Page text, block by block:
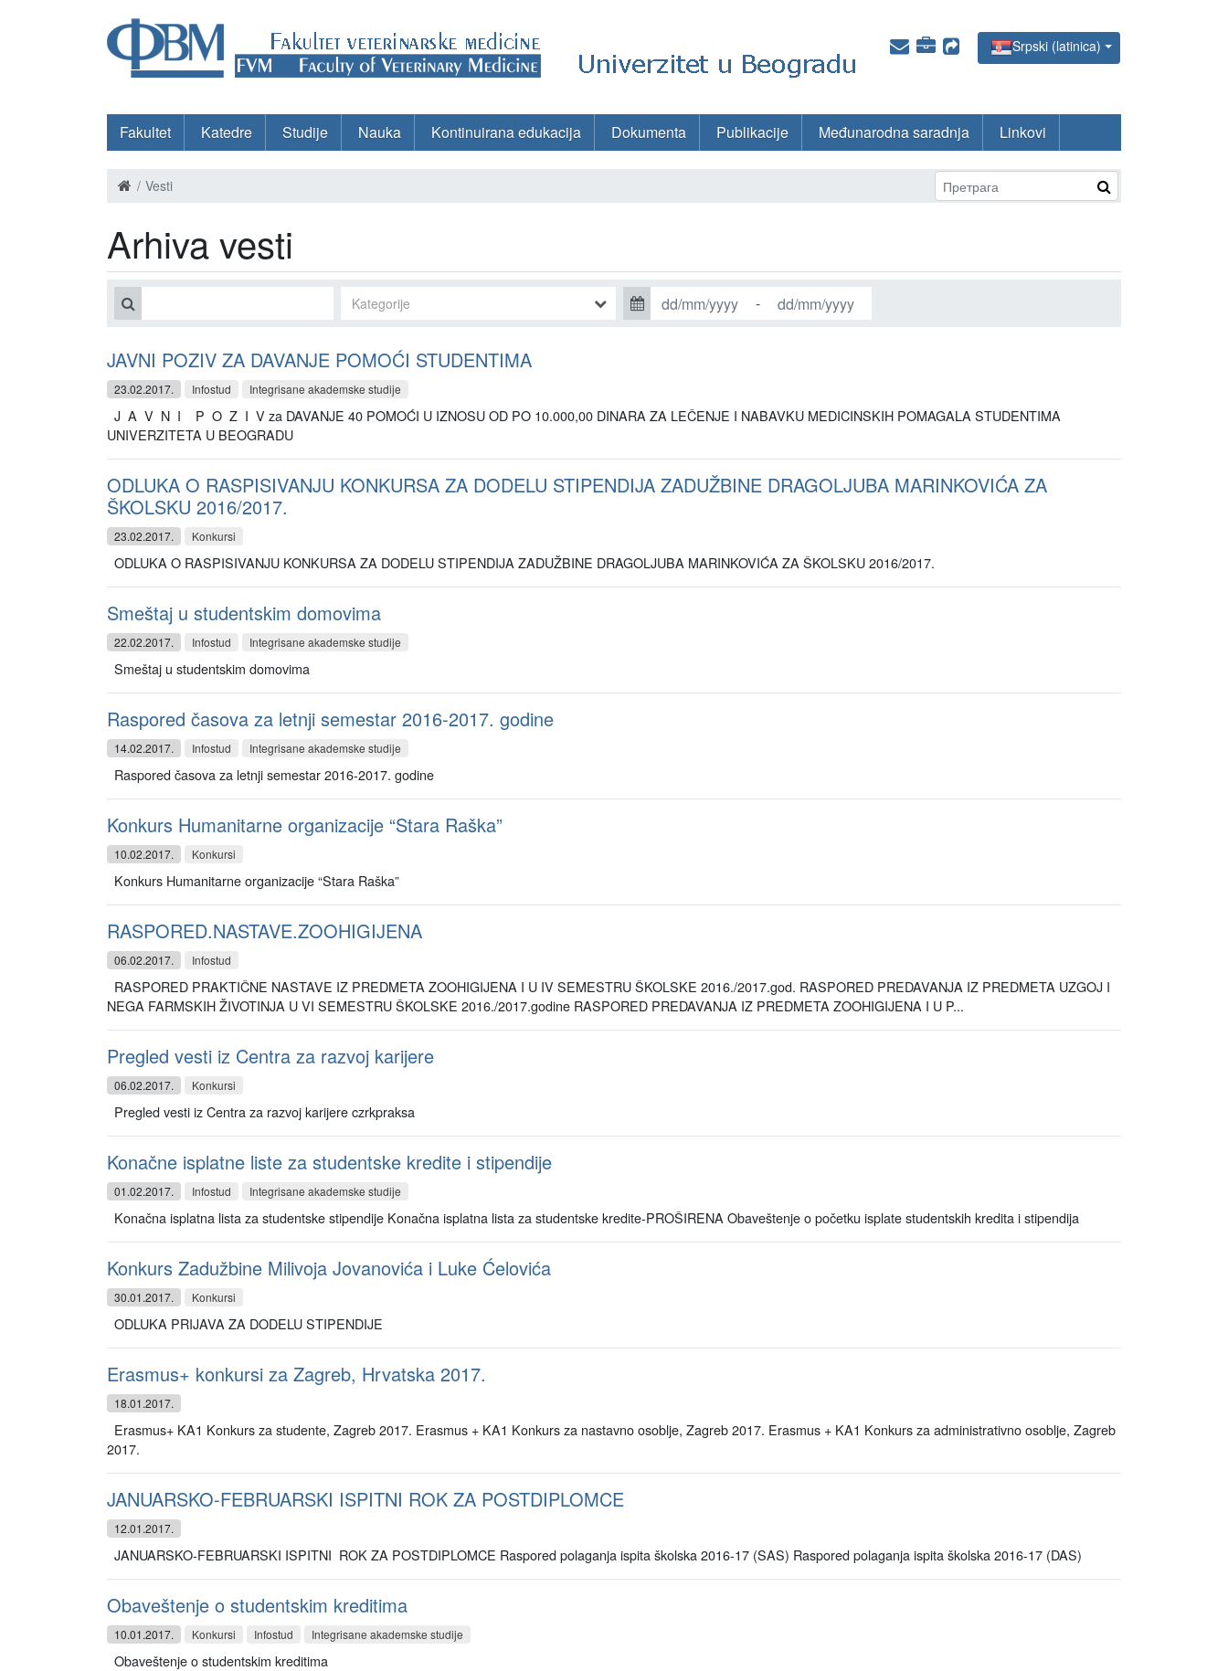
Srpski (latinica)
Fakultet Katedre Studije Nauka Kontinuirana edukacija Dokumenta Publikacije Međunarodna saradnja Linkovi
Vesti
Arhiva vesti
-
JAVNI POZIV ZA DAVANJE POMOĆI STUDENTIMA
23.02.2017. Infostud Integrisane akademske studije
J A V N I P O Z I V za DAVANJE 40 POMOĆI U IZNOSU OD PO 10.000,00 DINARA ZA LEČENJE I NABAVKU MEDICINSKIH POMAGALA STUDENTIMA
UNIVERZITETA U BEOGRADU
ODLUKA O RASPISIVANJU KONKURSA ZA DODELU STIPENDIJA ZADUŽBINE DRAGOLJUBA MARINKOVIĆA ZA
ŠKOLSKU 2016/2017.
23.02.2017. Konkursi
ODLUKA O RASPISIVANJU KONKURSA ZA DODELU STIPENDIJA ZADUŽBINE DRAGOLJUBA MARINKOVIĆA ZA ŠKOLSKU 2016/2017.
Smeštaj u studentskim domovima
22.02.2017. Infostud Integrisane akademske studije
Smeštaj u studentskim domovima
Raspored časova za letnji semestar 2016-2017. godine
14.02.2017. Infostud Integrisane akademske studije
Raspored časova za letnji semestar 2016-2017. godine
Konkurs Humanitarne organizacije “Stara Raška”
10.02.2017. Konkursi
Konkurs Humanitarne organizacije “Stara Raška”
RASPORED.NASTAVE.ZOOHIGIJENA
06.02.2017. Infostud
RASPORED PRAKTIČNE NASTAVE IZ PREDMETA ZOOHIGIJENA I U IV SEMESTRU ŠKOLSKE 2016./2017.god. RASPORED PREDAVANJA IZ PREDMETA UZGOJ I
NEGA FARMSKIH ŽIVOTINJA U VI SEMESTRU ŠKOLSKE 2016./2017.godine RASPORED PREDAVANJA IZ PREDMETA ZOOHIGIJENA I U P...
Pregled vesti iz Centra za razvoj karijere
06.02.2017. Konkursi
Pregled vesti iz Centra za razvoj karijere czrkpraksa
Konačne isplatne liste za studentske kredite i stipendije
01.02.2017. Infostud Integrisane akademske studije
Konačna isplatna lista za studentske stipendije Konačna isplatna lista za studentske kredite-PROŠIRENA Obaveštenje o početku isplate studentskih kredita i stipendija
Konkurs Zadužbine Milivoja Jovanovića i Luke Ćelovića
30.01.2017. Konkursi
ODLUKA PRIJAVA ZA DODELU STIPENDIJE
Erasmus+ konkursi za Zagreb, Hrvatska 2017.
18.01.2017.
Erasmus+ KA1 Konkurs za studente, Zagreb 2017. Erasmus + KA1 Konkurs za nastavno osoblje, Zagreb 2017. Erasmus + KA1 Konkurs za administrativno osoblje, Zagreb
2017.
JANUARSKO-FEBRUARSKI ISPITNI ROK ZA POSTDIPLOMCE
12.01.2017.
JANUARSKO-FEBRUARSKI ISPITNI ROK ZA POSTDIPLOMCE Raspored polaganja ispita školska 2016-17 (SAS) Raspored polaganja ispita školska 2016-17 (DAS)
Obaveštenje o studentskim kreditima
10.01.2017. Konkursi Infostud Integrisane akademske studije
Obaveštenje o studentskim kreditima